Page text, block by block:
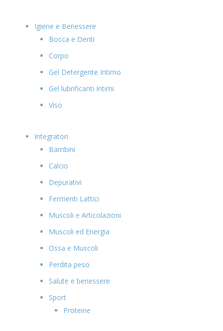
Igiene e Benessere
Bocca e Denti
Corpo
Gel Detergente Intimo
Gel lubrificanti Intimi
Viso
Integratori
Bambini
Calcio
Depurativi
Fermenti Lattici
Muscoli e Articolazioni
Muscoli ed Energia
Ossa e Muscoli
Perdita peso
Salute e benessere
Sport
Proteine